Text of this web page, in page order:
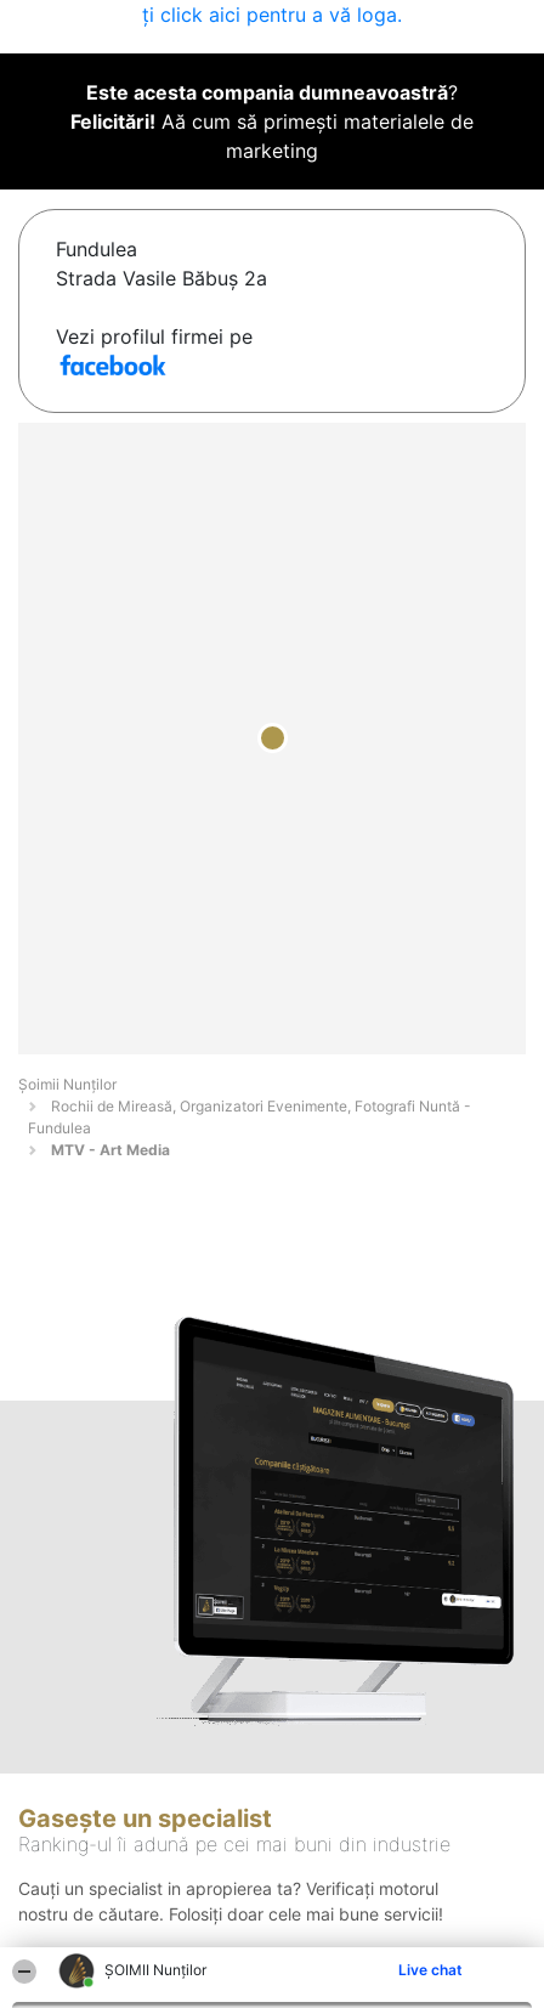
ȘOIMII Nunților Live chat
ți click aici pentru a vă loga.
Este acesta compania dumneavoastră?
Felicitări! Aă cum să primești materialele de
marketing
Fundulea
Strada Vasile Băbuş 2a
Vezi profilul firmei pe
Șoimii Nunților
Rochii de Mireasă, Organizatori Evenimente, Fotografi Nuntă -
Fundulea
MTV - Art Media
Gasește un specialist
Ranking-ul îi adună pe cei mai buni din industrie
Cauți un specialist in apropierea ta? Verificați motorul
nostru de căutare. Folosiți doar cele mai bune servicii!